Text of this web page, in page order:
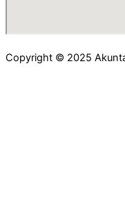
Copyright © 2025